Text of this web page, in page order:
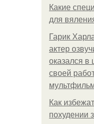
Какие
для
Гарик
актер
оказался в
своей
Как
похудении